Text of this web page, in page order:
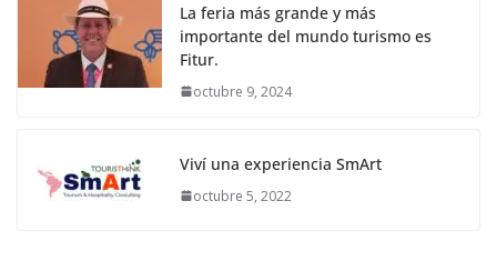
La feria más grande y más
importante del mundo turismo es
Fitur.
octubre 9, 2024
Viví una experiencia SmArt
octubre 5, 2022